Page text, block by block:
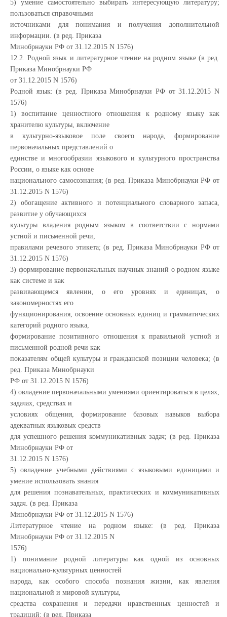
5) умение самостоятельно выбирать интересующую литературу;
пользоваться справочными
источниками для понимания и получения дополнительной
информации. (в ред. Приказа
Минобрнауки РФ от 31.12.2015 N 1576)
12.2. Родной язык и литературное чтение на родном языке (в ред.
Приказа Минобрнауки РФ
от 31.12.2015 N 1576)
Родной язык: (в ред. Приказа Минобрнауки РФ от 31.12.2015 N
1576)
1) воспитание ценностного отношения к родному языку как
хранителю культуры, включение
в культурно-языковое поле своего народа, формирование
первоначальных представлений о
единстве и многообразии языкового и культурного пространства
России, о языке как основе
национального самосознания; (в ред. Приказа Минобрнауки РФ от
31.12.2015 N 1576)
2) обогащение активного и потенциального словарного запаса,
развитие у обучающихся
культуры владения родным языком в соответствии с нормами
устной и письменной речи,
правилами речевого этикета; (в ред. Приказа Минобрнауки РФ от
31.12.2015 N 1576)
3) формирование первоначальных научных знаний о родном языке
как системе и как
развивающемся явлении, о его уровнях и единицах, о
закономерностях его
функционирования, освоение основных единиц и грамматических
категорий родного языка,
формирование позитивного отношения к правильной устной и
письменной родной речи как
показателям общей культуры и гражданской позиции человека; (в
ред. Приказа Минобрнауки
РФ от 31.12.2015 N 1576)
4) овладение первоначальными умениями ориентироваться в целях,
задачах, средствах и
условиях общения, формирование базовых навыков выбора
адекватных языковых средств
для успешного решения коммуникативных задач; (в ред. Приказа
Минобрнауки РФ от
31.12.2015 N 1576)
5) овладение учебными действиями с языковыми единицами и
умение использовать знания
для решения познавательных, практических и коммуникативных
задач. (в ред. Приказа
Минобрнауки РФ от 31.12.2015 N 1576)
Литературное чтение на родном языке: (в ред. Приказа
Минобрнауки РФ от 31.12.2015 N
1576)
1) понимание родной литературы как одной из основных
национально-культурных ценностей
народа, как особого способа познания жизни, как явления
национальной и мировой культуры,
средства сохранения и передачи нравственных ценностей и
традиций; (в ред. Приказа